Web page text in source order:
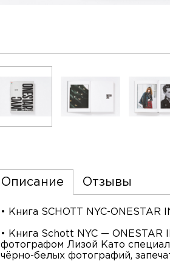
Описание Отзывы
• Книга SCHOTT NYC-ONESTAR
• Книга Schott NYC —
фотографом Лизой Като
чёрно-белых фотографий,